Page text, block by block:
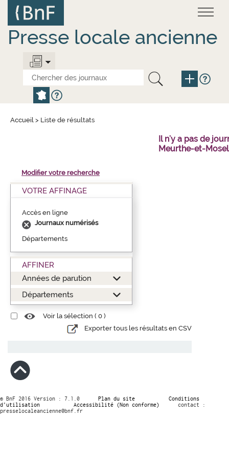
contenu
principal
Presse locale ancienne
Accueil > Liste de résultats
Il n'y a pas de
Meurthe-et-
Modifier votre recherche
VOTRE AFFINAGE
Accès en ligne
Journaux numérisés
Départements
AFFINER
Années de parution
Départements
Voir la sélection ( 0 )
Exporter tous les résultats en CSV
© BnF 2016 Version : 7.1.0 Plan du site
Conditions
d’utilisation
Accessibilité (Non conforme)
contact :
presselocaleancienne@bnf.fr
Panneau de gestion des cookies